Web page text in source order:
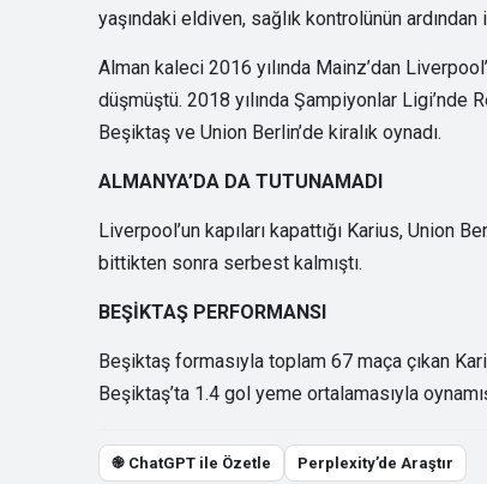
yaşındaki eldiven, sağlık kontrolünün ardından
Alman kaleci 2016 yılında Mainz’dan
düşmüştü. 2018 yılında Şampiyonlar Ligi’nde
Beşiktaş ve Union Berlin’de kiralık oynadı.
ALMANYA’DA DA TUTUNAMADI
Liverpool’un kapıları kapattığı Karius, Union
bittikten sonra serbest kalmıştı.
BEŞİKTAŞ PERFORMANSI
Beşiktaş formasıyla toplam 67 maça çıkan
Beşiktaş’ta 1.4 gol yeme ortalamasıyla
֎ ChatGPT ile Özetle Perplexity’de Araştır